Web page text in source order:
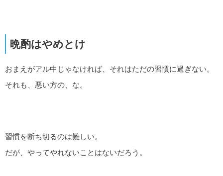
晩酌はやめとけ
おまえがアル中じゃなければ、それはただの習慣に過ぎない。
それも、悪い方の、な。
習慣を断ち切るのは難しい。
だが、やってやれないことはないだろう。